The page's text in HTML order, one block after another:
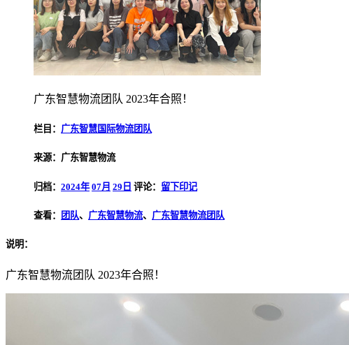
广东智慧物流团队 2023年合照！
栏目： 广东智慧国际物流团队
来源：广东智慧物流
归档： 2024年 07月 29日 评论： 留下印记
查看： 团队、 广东智慧物流、 广东智慧物流团队
说明：
广东智慧物流团队 2023年合照！